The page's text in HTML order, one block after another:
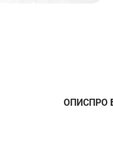
ОПИСПРО